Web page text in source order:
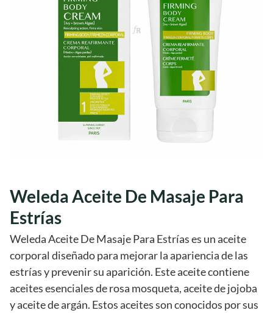
Weleda Aceite De Masaje Para
Estrías
Weleda Aceite De Masaje Para Estrías es un aceite
corporal diseñado para mejorar la apariencia de las
estrías y prevenir su aparición. Este aceite contiene
aceites esenciales de rosa mosqueta, aceite de jojoba
y aceite de argán. Estos aceites son conocidos por sus